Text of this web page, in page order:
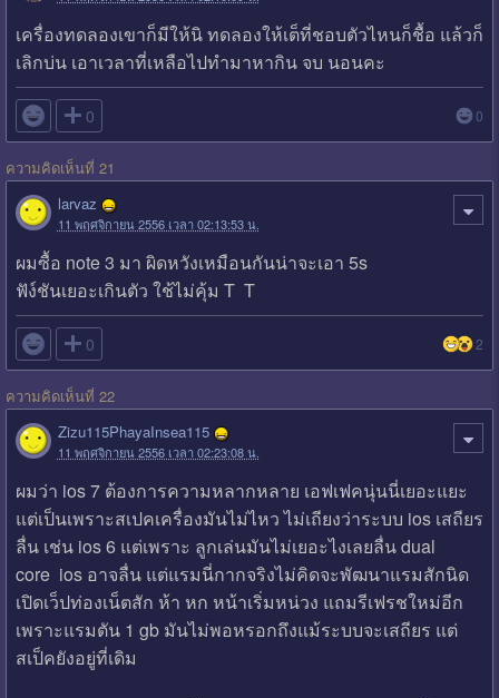
เครื่องทดลองเขาก็มีให้นิ ทดลองให้เต็ที่ชอบตัวไหนก็ชื้อ แล้วก็
เลิกบ่น เอาเวลาที่เหลือไปทำมาหากิน จบ นอนคะ
 0 0
ความคิดเห็นที่ 21
larvaz
11 พฤศจิกายน 2556 เวลา 02:13:53 น.
ผมซื้อ note 3 มา ผิดหวังเหมือนกันน่าจะเอา 5s
ฟัง์ชันเยอะเกินตัว ใช้ไม่คุ้ม T T
 0 2
ความคิดเห็นที่ 22
Zizu115PhayaInsea115
11 พฤศจิกายน 2556 เวลา 02:23:08 น.
ผมว่า ios 7 ต้องการความหลากหลาย เอฟเฟคนุ่นนี่เยอะแยะ
แต่เป็นเพราะสเปคเครื่องมันไม่ไหว ไม่เถียงว่าระบบ ios เสถียร
ลื่น เช่น ios 6 แต่เพราะ ลูกเล่นมันไม่เยอะไงเลยลื่น dual
core ios อาจลื่น แต่แรมนี่กากจริงไม่คิดจะพัฒนาแรมสักนิด
เปิดเว็ปท่องเน็ตสัก ห้า หก หน้าเริ่มหน่วง แถมรีเฟรชใหม่อีก
เพราะแรมตัน 1 gb มันไม่พอหรอกถึงแม้ระบบจะเสถียร แต่
สเป็คยังอยู่ที่เดิม